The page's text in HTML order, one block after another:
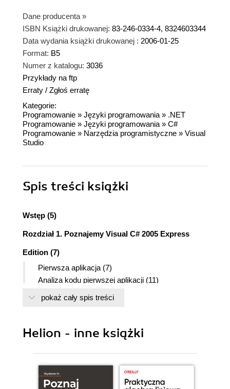
Dane producenta »
ISBN Książki drukowanej: 83-246-0334-4, 8324603344
Data wydania książki drukowanej : 2006-01-25
Format: B5
Numer z katalogu: 3036
Przykłady na ftp
Erraty / Zgłoś erratę
Kategorie:
Programowanie » Języki programowania » .NET
Programowanie » Języki programowania » C#
Programowanie » Narzędzia programistyczne » Visual
Studio
Spis treści książki
Wstęp (5)
Rozdział 1. Poznajemy Visual C# 2005 Express
Edition (7)
Pierwsza aplikacja (7)
Analiza kodu pierwszej aplikacji (11)
Metody zdarzeniowe (17)
Co nowego w .NET 2.0? (24)
Podstawowe typy danych (27)
Typy liczbowe oraz znakowy (27)
pokaż cały spis treści
Helion - inne książki